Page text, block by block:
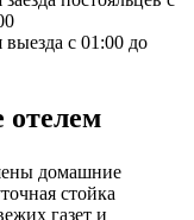
выезда с 01:00 до
отелем
домашние
стойка
газет и